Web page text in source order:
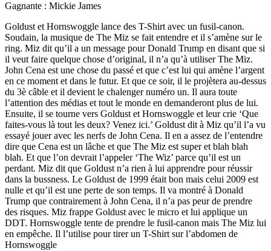
Gagnante : Mickie James
Goldust et Hornswoggle lance des T-Shirt avec un fusil-canon.
Soudain, la musique de The Miz se fait entendre et il s’amène sur le
ring. Miz dit qu’il a un message pour Donald Trump en disant que si
il veut faire quelque chose d’original, il n’a qu’à utiliser The Miz.
John Cena est une chose du passé et que c’est lui qui amène l’argent
en ce moment et dans le futur. Et que ce soir, il le projètera au-dessus
du 3è câble et il devient le chalenger numéro un. Il aura toute
l’attention des médias et tout le monde en demanderont plus de lui.
Ensuite, il se tourne vers Goldust et Hornswoggle et leur crie ‘Que
faites-vous là tout les deux? Venez ici.’ Goldust dit à Miz qu’il l’a vu
essayé jouer avec les nerfs de John Cena. Il en a assez de l’entendre
dire que Cena est un lâche et que The Miz est super et blah blah
blah. Et que l’on devrait l’appeler ‘The Wiz’ parce qu’il est un
perdant. Miz dit que Goldust n’a rien à lui apprendre pour réussir
dans la bussness. Le Goldust de 1999 était bon mais celui 2009 est
nulle et qu’il est une perte de son temps. Il va montré à Donald
Trump que contrairement à John Cena, il n’a pas peur de prendre
des risques. Miz frappe Goldust avec le micro et lui applique un
DDT. Hornswoggle tente de prendre le fusil-canon mais The Miz lui
en empêche. Il l’utilise pour tirer un T-Shirt sur l’abdomen de
Hornswoggle